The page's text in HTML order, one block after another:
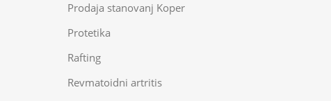
Prodaja stanovanj Koper
Protetika
Rafting
Revmatoidni artritis